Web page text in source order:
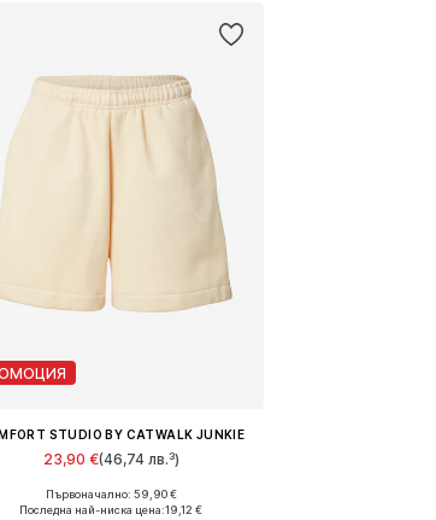
STUDIO BY CATWALK JUNKIE
23,90 €(46,74 лв.³)
Налични размери: 34, 42
Първоначално: 59,90 €
Последна най-ниска цена:19,12 €